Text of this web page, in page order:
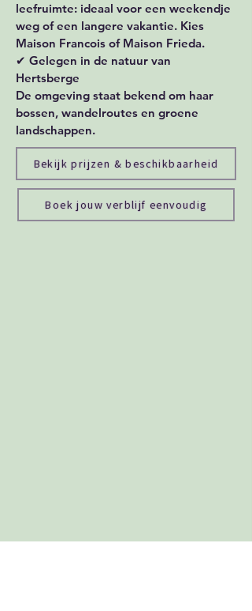
leefruimte: ideaal voor een weekendje
weg of een langere vakantie. Kies
Maison Francois of Maison Frieda.
✔ Gelegen in de natuur van
Hertsberge
De omgeving staat bekend om haar
bossen, wandelroutes en groene
landschappen.
Bekijk prijzen & beschikbaarheid
Boek jouw verblijf eenvoudig